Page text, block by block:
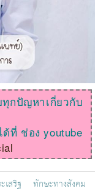
กปัญหาเกี่ยวกับ
ที่ ช่อง youtube
สริฐ
ทักษะทางสังคม